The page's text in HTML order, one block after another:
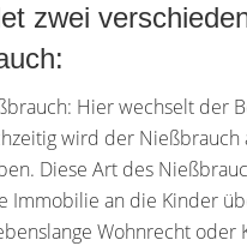
zwei
Hier wechselt der
wird der Nießbrauch
Diese Art des
Immobilie an die Kinder
Wohnrecht oder